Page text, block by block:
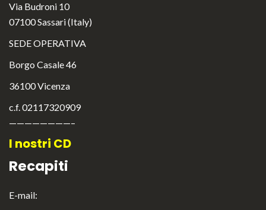
Via Budroni 10
07100 Sassari (Italy)
SEDE OPERATIVA
Borgo Casale 46
36100 Vicenza
c.f. 02117320909
————————–
I nostri CD
Recapiti
E-mail: